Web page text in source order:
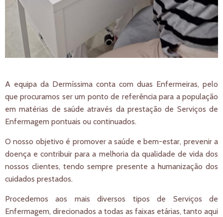
A equipa da Dermíssima conta com duas Enfermeiras, pelo
que procuramos ser um ponto de referência para a população
em matérias de saúde através da prestação de Serviços de
Enfermagem pontuais ou continuados.
O nosso objetivo é promover a saúde e bem-estar, prevenir a
doença e contribuir para a melhoria da qualidade de vida dos
nossos clientes, tendo sempre presente a humanização dos
cuidados prestados.
Procedemos aos mais diversos tipos de Serviços de
Enfermagem, direcionados a todas as faixas etárias, tanto aqui